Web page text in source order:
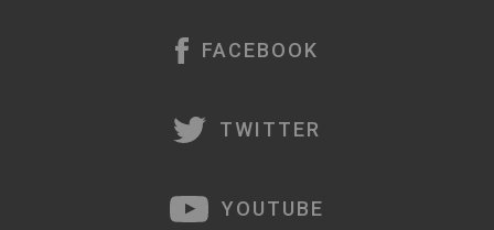
FACEBOOK
TWITTER
YOUTUBE